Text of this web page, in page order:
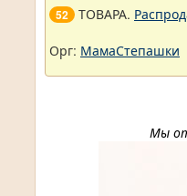
52 ТОВАРА.
Орг: МамаСтепашки
Мы